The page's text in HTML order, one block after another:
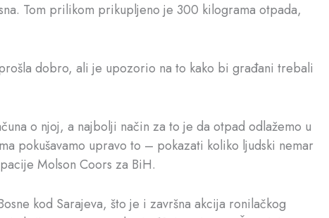
Tom prilikom prikupljeno je 300 kilograma otpada,
dobro, ali je upozorio na to kako bi građani trebali
o njoj, a najbolji način za to je da otpad odlažemo u
pokušavamo upravo to – pokazati koliko ljudski nemar
Molson Coors za BiH.
kod Sarajeva, što je i završna akcija ronilačkog